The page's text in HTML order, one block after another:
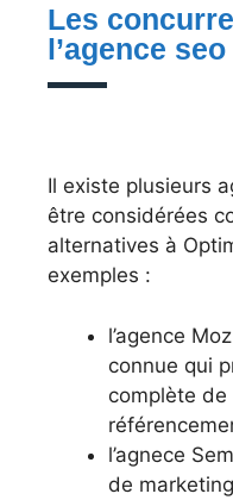
Les
l’agence
Il existe plusieurs
être considérées
alternatives à
exemples :
l’agence
connue qui
complète de
l’agnece
de